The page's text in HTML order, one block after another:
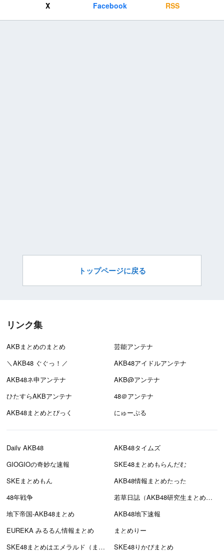
X Facebook RSS
トップページに戻る
リンク集
AKBまとめのまとめ
芸能アンテナ
＼AKB48 ぐぐっ！／
AKB48アイドルアンテナ
AKB48ネ申アンテナ
AKB@アンテナ
ひたすらAKBアンテナ
48＠アンテナ
AKB48まとめとぴっく
にゅーぷる
Daily AKB48
AKB48タイムズ
GIOGIOの奇妙な速報
SKE48まとめもらんだむ
SKEまとめもん
AKB48情報まとめたった
48年戦争
若草日誌（AKB48研究生まとめブログ）
地下帝国-AKB48まとめ
AKB48地下速報
EUREKA みるるん情報まとめ
まとめりー
SKE48まとめはエメラルド（まとえめ）
SKE48りかぴまとめ